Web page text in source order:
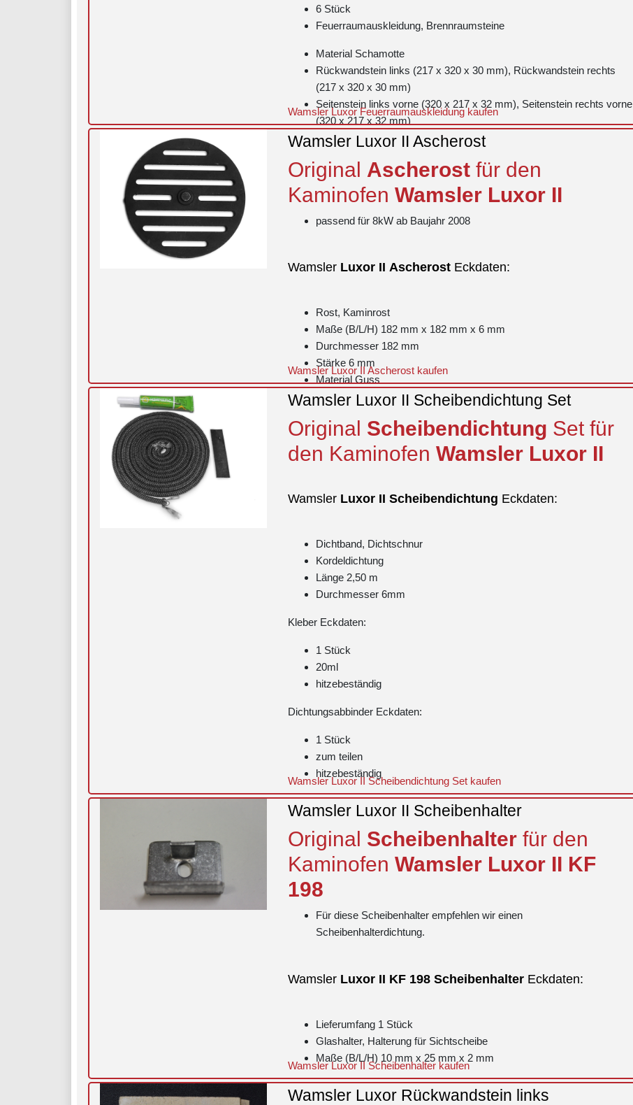
6 Stück
Feuerraumauskleidung, Brennraumsteine
Material Schamotte
Rückwandstein links (217 x 320 x 30 mm), Rückwandstein rechts
(217 x 320 x 30 mm)
Seitenstein links vorne (320 x 217 x 32 mm), Seitenstein rechts vorne
(320 x 217 x 32 mm)
Seitenstein links hinten (320 x 90 x 32 mm), Seitenstein rechts hinten
ohne Zugumlenkung
Wamsler Luxor Feuerraumauskleidung kaufen
Wamsler Luxor II Ascherost
Original Ascherost für den
Kaminofen Wamsler Luxor II
passend für 8kW ab Baujahr 2008
Wamsler Luxor II Ascherost Eckdaten:
Rost, Kaminrost
Maße (B/L/H) 182 mm x 182 mm x 6 mm
Durchmesser 182 mm
Stärke 6 mm
Material Guss
Form rund
Wamsler Luxor II Ascherost kaufen
Wamsler Luxor II Scheibendichtung Set
Original Scheibendichtung Set für
den Kaminofen Wamsler Luxor II
Wamsler Luxor II Scheibendichtung Eckdaten:
Dichtband, Dichtschnur
Kordeldichtung
Länge 2,50 m
Durchmesser 6mm
Kleber Eckdaten:
1 Stück
20ml
hitzebeständig
Dichtungsabbinder Eckdaten:
1 Stück
zum teilen
hitzebeständig
Wamsler Luxor II Scheibendichtung Set kaufen
Wamsler Luxor II Scheibenhalter
Original Scheibenhalter für den
Kaminofen Wamsler Luxor II KF
198
Für diese Scheibenhalter empfehlen wir einen
Scheibenhalterdichtung.
Wamsler Luxor II KF 198 Scheibenhalter Eckdaten:
Lieferumfang 1 Stück
Glashalter, Halterung für Sichtscheibe
Maße (B/L/H) 10 mm x 25 mm x 2 mm
Wamsler Luxor II Scheibenhalter kaufen
Wamsler Luxor Rückwandstein links